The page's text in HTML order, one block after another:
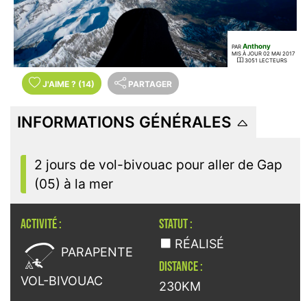
PAR Anthony
MIS À JOUR 02 MAI 2017
3051 LECTEURS
J'AIME ? (14) PARTAGER
INFORMATIONS GÉNÉRALES
2 jours de vol-bivouac pour aller de Gap
(05) à la mer
ACTIVITÉ :
 PARAPENTE
VOL-BIVOUAC
STATUT :
RÉALISÉ
DISTANCE :
230KM